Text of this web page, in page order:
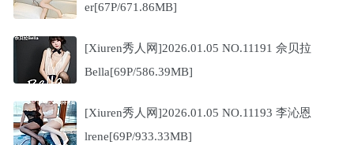
er[67P/671.86MB]
[Xiuren秀人网]2026.01.05 NO.11191 佘贝拉
Bella[69P/586.39MB]
[Xiuren秀人网]2026.01.05 NO.11193 李沁恩
lrene[69P/933.33MB]